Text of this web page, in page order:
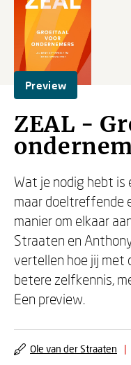
Preview
ZEAL -
Wat je nodig hebt is
maar doeltreffende
manier om elkaar
Straaten en
vertellen hoe jij met
betere zelfkennis,
Een preview.
Ole van der Straaten |